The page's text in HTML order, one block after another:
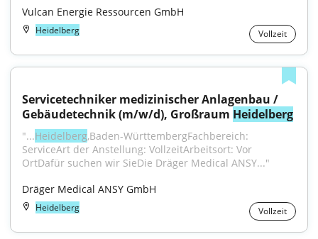
Vulcan Energie Ressourcen GmbH
Heidelberg Vollzeit
Servicetechniker medizinischer Anlagenbau /
Gebäudetechnik (m/w/d), Großraum Heidelberg
"...Heidelberg,Baden-WürttembergFachbereich:
ServiceArt der Anstellung: VollzeitArbeitsort: Vor
OrtDafür suchen wir SieDie Dräger Medical ANSY..."
Dräger Medical ANSY GmbH
Heidelberg Vollzeit